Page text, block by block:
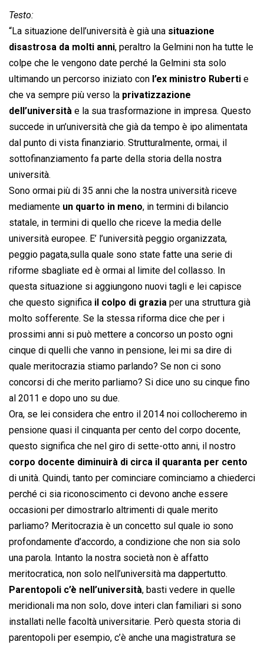
Testo:
“La situazione dell’università è già una situazione
disastrosa da molti anni, peraltro la Gelmini non ha tutte le
colpe che le vengono date perché la Gelmini sta solo
ultimando un percorso iniziato con l’ex ministro Ruberti e
che va sempre più verso la privatizzazione
dell’università e la sua trasformazione in impresa. Questo
succede in un’università che già da tempo è ipo alimentata
dal punto di vista finanziario. Strutturalmente, ormai, il
sottofinanziamento fa parte della storia della nostra
università.
Sono ormai più di 35 anni che la nostra università riceve
mediamente un quarto in meno, in termini di bilancio
statale, in termini di quello che riceve la media delle
università europee. E’ l’università peggio organizzata,
peggio pagata,sulla quale sono state fatte una serie di
riforme sbagliate ed è ormai al limite del collasso. In
questa situazione si aggiungono nuovi tagli e lei capisce
che questo significa il colpo di grazia per una struttura già
molto sofferente. Se la stessa riforma dice che per i
prossimi anni si può mettere a concorso un posto ogni
cinque di quelli che vanno in pensione, lei mi sa dire di
quale meritocrazia stiamo parlando? Se non ci sono
concorsi di che merito parliamo? Si dice uno su cinque fino
al 2011 e dopo uno su due.
Ora, se lei considera che entro il 2014 noi collocheremo in
pensione quasi il cinquanta per cento del corpo docente,
questo significa che nel giro di sette-otto anni, il nostro
corpo docente diminuirà di circa il quaranta per cento
di unità. Quindi, tanto per cominciare cominciamo a chiederci
perché ci sia riconoscimento ci devono anche essere
occasioni per dimostrarlo altrimenti di quale merito
parliamo? Meritocrazia è un concetto sul quale io sono
profondamente d’accordo, a condizione che non sia solo
una parola. Intanto la nostra società non è affatto
meritocratica, non solo nell’università ma dappertutto.
Parentopoli c’è nell’università, basti vedere in quelle
meridionali ma non solo, dove interi clan familiari si sono
installati nelle facoltà universitarie. Però questa storia di
parentopoli per esempio, c’è anche una magistratura se